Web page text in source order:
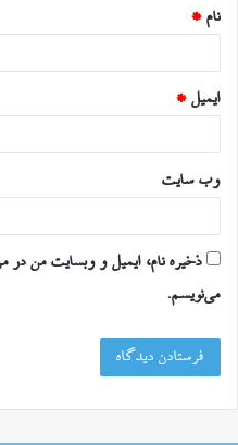
نام *
ایمیل *
وب‌ سایت
ذخیره نام، ایمیل و وبسایت من در
می‌نویسم.